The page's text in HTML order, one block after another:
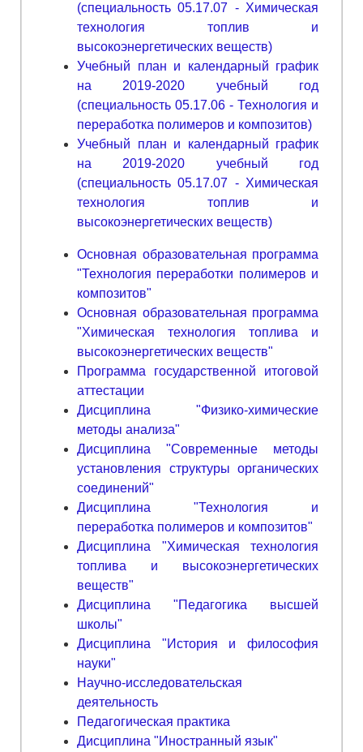
(специальность 05.17.07 - Химическая
технология топлив и
высокоэнергетических веществ)
Учебный план и календарный график
на 2019-2020 учебный год
(специальность 05.17.06 - Технология и
переработка полимеров и композитов)
Учебный план и календарный график
на 2019-2020 учебный год
(специальность 05.17.07 - Химическая
технология топлив и
высокоэнергетических веществ)
Основная образовательная программа
"Технология переработки полимеров и
композитов"
Основная образовательная программа
"Химическая технология топлива и
высокоэнергетических веществ"
Программа государственной итоговой
аттестации
Дисциплина "Физико-химические
методы анализа"
Дисциплина "Современные методы
установления структуры органических
соединений"
Дисциплина "Технология и
переработка полимеров и композитов"
Дисциплина "Химическая технология
топлива и высокоэнергетических
веществ"
Дисциплина "Педагогика высшей
школы"
Дисциплина "История и философия
науки"
Научно-исследовательская
деятельность
Педагогическая практика
Дисциплина "Иностранный язык"